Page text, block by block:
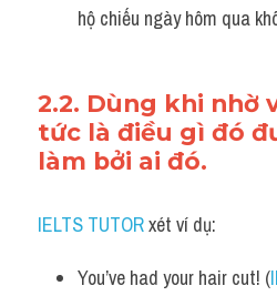
hộ chiếu ngày hôm qua
2.2. Dùng khi nhờ
tức là điều gì đó
làm bởi ai đó.
IELTS TUTOR xét ví dụ:
You’ve had your hair cut! (